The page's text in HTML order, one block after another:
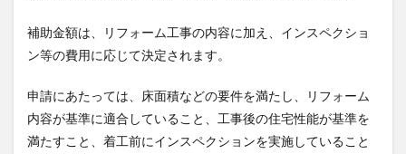
補助金額は、リフォーム工事の内容に加え、インスペクショ
ン等の費用に応じて決定されます。
申請にあたっては、床面積などの要件を満たし、リフォーム
内容が基準に適合していること、工事後の住宅性能が基準を
満たすこと、着工前にインスペクションを実施していること